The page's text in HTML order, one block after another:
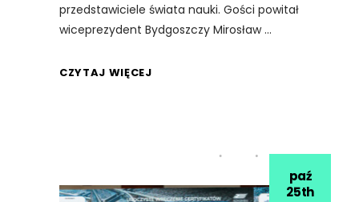
przedstawiciele świata nauki. Gości powitał
wiceprezydent Bydgoszczy Mirosław
CZYTAJ WIĘCEJ
paź
25th